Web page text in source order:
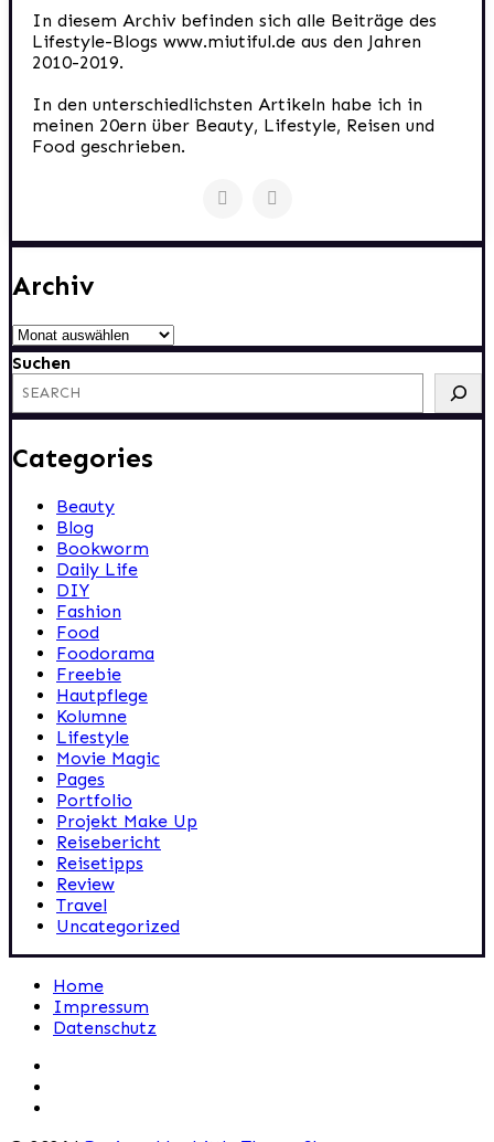
In diesem Archiv befinden sich alle Beiträge des
Lifestyle-Blogs www.miutiful.de aus den Jahren
2010-2019.
In den unterschiedlichsten Artikeln habe ich in
meinen 20ern über Beauty, Lifestyle, Reisen und
Food geschrieben.
Archiv
Archiv
Suchen
Categories
Beauty
Blog
Bookworm
Daily Life
DIY
Fashion
Food
Foodorama
Freebie
Hautpflege
Kolumne
Lifestyle
Movie Magic
Pages
Portfolio
Projekt Make Up
Reisebericht
Reisetipps
Review
Travel
Uncategorized
Home
Impressum
Datenschutz